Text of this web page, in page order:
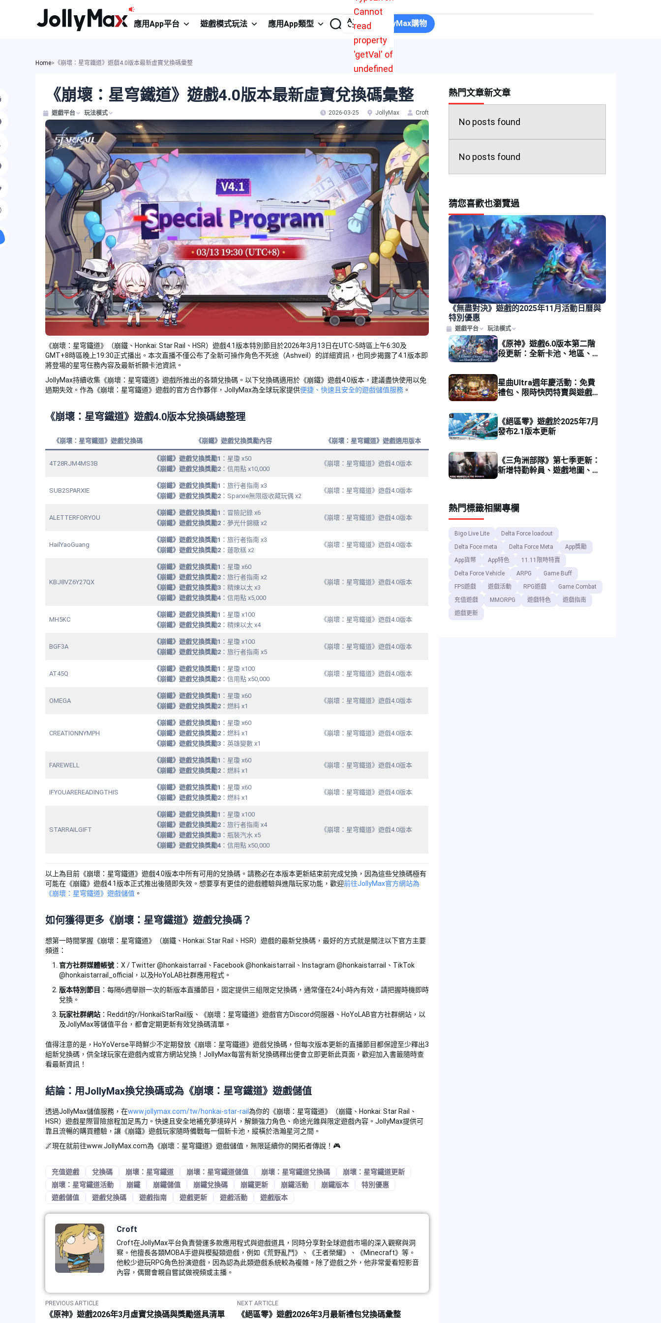
Cannot
read
property
'getVal' of
undefined
應用App平台 遊戲模式玩法 應用App類型 在JollyMax購物
Home> 《崩壞：星穹鐵道》遊戲4.0版本最新虛寶兌換碼彙整
《崩壞：星穹鐵道》遊戲4.0版本最新虛寶兌換碼彙整
遊戲平台 玩法模式 2026-03-25 JollyMax Croft
《崩壞：星穹鐵道》（崩鐵、Honkai: Star Rail、HSR）遊戲4.1版本特別節目於2026年3月13日在UTC-5時區上午6:30及
GMT+8時區晚上19:30正式播出。本次直播不僅公布了全新可操作角色不死途（Ashveil）的詳細資訊，也同步揭露了4.1版本即
將登場的星穹任務內容及最新祈願卡池資訊。
JollyMax持續收集《崩壞：星穹鐵道》遊戲所推出的各類兌換碼。以下兌換碼適用於《崩鐵》遊戲4.0版本，建議盡快使用以免
過期失效。作為《崩壞：星穹鐵道》遊戲的官方合作夥伴，JollyMax為全球玩家提供便捷、快速且安全的遊戲儲值服務 。
《崩壞：星穹鐵道》遊戲4.0版本兌換碼總整理
《崩壞：星穹鐵道》遊戲兌換碼 《崩鐵》遊戲兌換獎勵內容 《崩壞：星穹鐵道》遊戲適用版本
4T28RJM4MS3B
《崩鐵》遊戲兌換獎勵1 ：星瓊 x50
《崩鐵》遊戲兌換獎勵2：信用點 x10,000
《崩壞：星穹鐵道》遊戲4.0版本
SUB2SPARXIE
《崩鐵》遊戲兌換獎勵1 ：旅行者指南 x3
《崩鐵》遊戲兌換獎勵2：Sparxie無限版收藏玩偶 x2
《崩壞：星穹鐵道》遊戲4.0版本
ALETTERFORYOU
《崩鐵》遊戲兌換獎勵1 ：冒險記錄 x6
《崩鐵》遊戲兌換獎勵2：夢光什錦糖 x2
《崩壞：星穹鐵道》遊戲4.0版本
HailYaoGuang
《崩鐵》遊戲兌換獎勵1 ：旅行者指南 x3
《崩鐵》遊戲兌換獎勵2：蓮歌糕 x2
《崩壞：星穹鐵道》遊戲4.0版本
KBJ8VZ6Y27QX
《崩鐵》遊戲兌換獎勵1 ：星瓊 x60
《崩鐵》遊戲兌換獎勵2：旅行者指南 x2
《崩鐵》遊戲兌換獎勵3：精煉以太 x3
《崩鐵》遊戲兌換獎勵4：信用點 x5,000
《崩壞：星穹鐵道》遊戲4.0版本
MH5KC
《崩鐵》遊戲兌換獎勵1 ：星瓊 x100
《崩鐵》遊戲兌換獎勵2：精煉以太 x4
《崩壞：星穹鐵道》遊戲4.0版本
BGF3A
《崩鐵》遊戲兌換獎勵1 ：星瓊 x100
《崩鐵》遊戲兌換獎勵2：旅行者指南 x5
《崩壞：星穹鐵道》遊戲4.0版本
AT45Q
《崩鐵》遊戲兌換獎勵1 ：星瓊 x100
《崩鐵》遊戲兌換獎勵2：信用點 x50,000
《崩壞：星穹鐵道》遊戲4.0版本
OMEGA
《崩鐵》遊戲兌換獎勵1 ：星瓊 x60
《崩鐵》遊戲兌換獎勵2：燃料 x1
《崩壞：星穹鐵道》遊戲4.0版本
CREATIONNYMPH
《崩鐵》遊戲兌換獎勵1 ：星瓊 x60
《崩鐵》遊戲兌換獎勵2：燃料 x1
《崩鐵》遊戲兌換獎勵3：英雄變數 x1
《崩壞：星穹鐵道》遊戲4.0版本
FAREWELL
《崩鐵》遊戲兌換獎勵1 ：星瓊 x60
《崩鐵》遊戲兌換獎勵2：燃料 x1
《崩壞：星穹鐵道》遊戲4.0版本
IFYOUAREREADINGTHIS
《崩鐵》遊戲兌換獎勵1 ：星瓊 x60
《崩鐵》遊戲兌換獎勵2：燃料 x1
《崩壞：星穹鐵道》遊戲4.0版本
STARRAILGIFT
《崩鐵》遊戲兌換獎勵1 ：星瓊 x100
《崩鐵》遊戲兌換獎勵2：旅行者指南 x4
《崩鐵》遊戲兌換獎勵3：瓶裝汽水 x5
《崩鐵》遊戲兌換獎勵4：信用點 x50,000
《崩壞：星穹鐵道》遊戲4.0版本
以上為目前《崩壞：星穹鐵道》遊戲4.0版本中所有可用的兌換碼。請務必在本版本更新結束前完成兌換，因為這些兌換碼極有
可能在《崩鐵》遊戲4.1版本正式推出後隨即失效。想要享有更佳的遊戲體驗與進階玩家功能，歡迎前往JollyMax官方網站為
《崩壞：星穹鐵道》遊戲儲值 。
如何獲得更多《崩壞：星穹鐵道》遊戲兌換碼？
想第一時間掌握《崩壞：星穹鐵道》（崩鐵、Honkai: Star Rail、HSR）遊戲的最新兌換碼，最好的方式就是關注以下官方主要
頻道：
官方社群媒體帳號 ：X / Twitter @honkaistarrail、Facebook @honkaistarrail、Instagram @honkaistarrail、TikTok
@honkaistarrail_official，以及HoYoLAB社群應用程式。
版本特別節目 ：每隔6週舉辦一次的新版本直播節目，固定提供三組限定兌換碼，通常僅在24小時內有效，請把握時機即時
兌換。
玩家社群網站 ：Reddit的r/HonkaiStarRail版、《崩壞：星穹鐵道》遊戲官方Discord伺服器、HoYoLAB官方社群網站，以
及JollyMax等儲值平台，都會定期更新有效兌換碼清單。
值得注意的是，HoYoVerse平時鮮少不定期發放《崩壞：星穹鐵道》遊戲兌換碼，但每次版本更新的直播節目都保證至少釋出3
組新兌換碼，供全球玩家在遊戲內或官方網站兌換！JollyMax每當有新兌換碼釋出便會立即更新此頁面，歡迎加入書籤隨時查
看最新資訊！
結論：用JollyMax換兌換碼或為《崩壞：星穹鐵道》遊戲儲值
透過JollyMax儲值服務，在www.jollymax.com/tw/honkai-star-rail 為你的《崩壞：星穹鐵道》（崩鐵、Honkai: Star Rail、
HSR）遊戲星際冒險旅程加足馬力。快速且安全地補充夢境碎片，解鎖強力角色、命途光錐與限定遊戲內容。JollyMax提供可
靠且流暢的購買體驗，讓《崩鐵》遊戲玩家隨時備戰每一個新卡池，縱橫於浩瀚星河之間。
🌌現在就前往www.JollyMax.com為《崩壞：星穹鐵道》遊戲儲值，無限延續你的開拓者傳說！🎮
充值遊戲 兌換碼 崩壞：星穹鐵道 崩壞：星穹鐵道儲值 崩壞：星穹鐵道兌換碼
崩壞：星穹鐵道更新
崩壞：星穹鐵道活動
崩鐵 崩鐵儲值 崩鐵兌換碼 崩鐵更新 崩鐵活動 崩鐵版本
特別優惠
遊戲儲值
遊戲兌換碼 遊戲指南 遊戲更新 遊戲活動 遊戲版本
Croft
Croft在JollyMax平台負責營運多款應用程式與遊戲道具，同時分享對全球遊戲市場的深入觀察與洞
察。他擅長各類MOBA手遊與模擬類遊戲，例如《荒野亂鬥》、《王者榮耀》、《Minecraft》等。
他較少遊玩RPG角色扮演遊戲，因為認為此類遊戲系統較為複雜。除了遊戲之外，他非常愛看短影音
內容，偶爾會親自嘗試做視頻或主播。
PREVIOUS ARTICLE
《原神》遊戲2026年3月虛寶兌換碼與獎勵道具清單
NEXT ARTICLE
《絕區零》遊戲2026年3月最新禮包兌換碼彙整
熱門文章新文章
No posts found
No posts found
猜您喜歡也瀏覽過
《無盡對決》遊戲的2025年11月活動日曆與
特別優惠
遊戲平台 玩法模式
《原神》遊戲6.0版本第二階
段更新：全新卡池、地區、原
星曲Ultra週年慶活動：免費
禮包、限時快閃特賣與遊戲獎
《絕區零》遊戲於2025年7月
發布2.1版本更新
《三角洲部隊》第七季更新：
新增特勤幹員、遊戲地圖、武
熱門標籤相關專欄
Bigo Live Lite
Delta Force loadout
Delta Foce meta
Delta Force Meta
App獎勵
App貨幣
App特色
11.11限時特賣
Delta Force Vehicle
ARPG
Game Buff
FPS遊戲
遊戲活動 RPG遊戲
Game Combat
充值遊戲
MMORPG 遊戲特色
遊戲指南
遊戲更新